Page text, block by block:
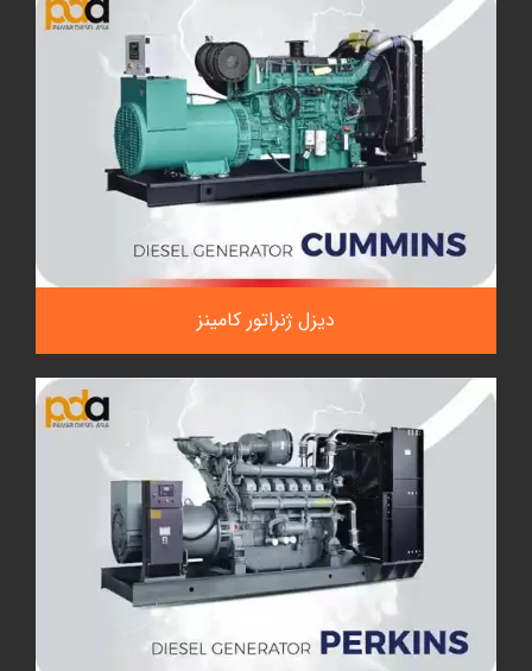
دیزل ژنراتور کامینز